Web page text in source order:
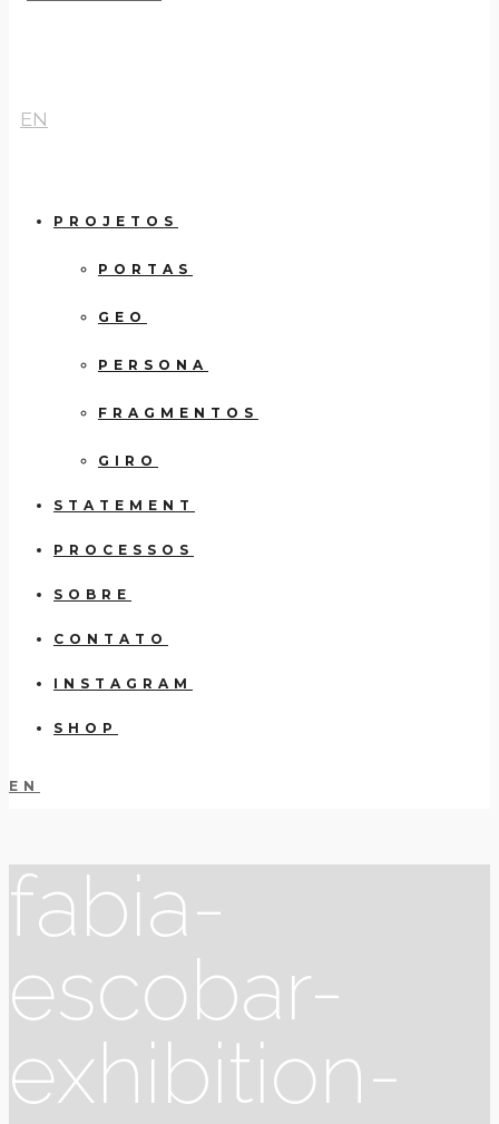
EN
PROJETOS
PORTAS
GEO
PERSONA
FRAGMENTOS
GIRO
STATEMENT
PROCESSOS
SOBRE
CONTATO
INSTAGRAM
SHOP
EN
fabia-
escobar-
exhibition-